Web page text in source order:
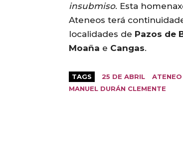
insubmiso. Esta
Ateneos terá
localidades de Pazos de
Moaña e Cangas.
TAGS 25 DE ABRIL
MANUEL DURÁN CLEMENTE